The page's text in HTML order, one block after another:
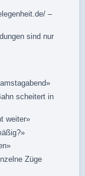
–
sind nur
»
scheitert in
weiter»
»
»
Züge